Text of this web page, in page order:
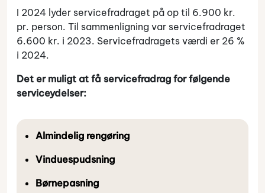
I 2024 lyder servicefradraget på op til 6.900 kr.
pr. person. Til sammenligning var servicefradraget
6.600 kr. i 2023. Servicefradragets værdi er 26 %
i 2024.
Det er muligt at få servicefradrag for følgende
serviceydelser:
Almindelig rengøring
Vinduespudsning
Børnepasning